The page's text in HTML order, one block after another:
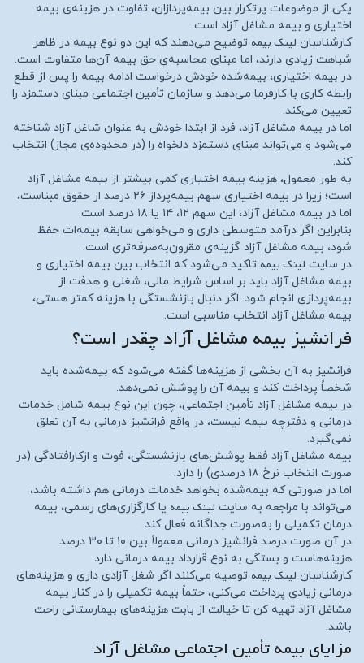
یکی از موضوعات پرتکرار بین بیمه‌پردازان، تفاوت در هزینه‌ی بیمه
اختیاری و بیمه مشاغل آزاد است.
کارشناسان لینک بیمه توضیح می‌دهند که این دو نوع بیمه در ظاهر
شباهت زیادی دارند، اما مبنای محاسبه‌ی حق بیمه آن‌ها متفاوت است.
در بیمه اختیاری، بیمه‌شده خودش درخواست ادامه بیمه را پس از قطع
رابطه کاری با کارفرما می‌دهد و سازمان تأمین اجتماعی مبنای دستمزد را
تعیین می‌کند.
اما در بیمه مشاغل آزاد، فرد از ابتدا خودش به عنوان شاغل آزاد شناخته
می‌شود و می‌تواند مبنای دستمزد دلخواه را (در محدوده‌ی مجاز) انتخاب
کند.
به طور معمول، هزینه بیمه اختیاری کمی بیشتر از بیمه مشاغل آزاد
است؛ زیرا در بیمه اختیاری سهم بیمه‌پرداز ۲۶ درصد از حقوق مبناست،
اما در بیمه مشاغل آزاد، این سهم ۱۲، ۱۴ یا ۱۸ درصد است.
بنابراین اگر درآمد متوسطی داری و می‌خواهی سابقه بیمه‌ات حفظ
شود، بیمه مشاغل آزاد گزینه‌ی مقرون‌به‌صرفه‌تری است.
در سایت لینک بیمه تاکید می‌شود که انتخاب بین بیمه اختیاری و
بیمه مشاغل آزاد باید بر اساس شرایط مالی، شغلی و هدفت از
بیمه‌پردازی انجام شود. اگر دنبال بازنشستگی با هزینه کمتر هستی،
بیمه مشاغل آزاد انتخاب مناسبی است.
فرانشیز بیمه مشاغل آزاد چقدر است؟
فرانشیز به آن بخشی از هزینه‌ها گفته می‌شود که بیمه‌شده باید
شخصاً پرداخت کند و بیمه آن را پوشش نمی‌دهد.
در بیمه مشاغل آزاد تأمین اجتماعی، چون این نوع بیمه شامل خدمات
درمانی و دفترچه بیمه نیست، در واقع فرانشیز درمانی به آن تعلق
نمی‌گیرد.
بیمه مشاغل آزاد فقط پوشش‌های بازنشستگی، فوت و ازکارافتادگی (در
صورت انتخاب نرخ ۱۸ درصدی) را دارد.
اما در صورتی که بیمه‌شده بخواهد خدمات درمانی هم داشته باشد،
می‌تواند با مراجعه به سایت لینک بیمه یا کارگزاری‌های رسمی، بیمه
درمان تکمیلی را به‌صورت جداگانه فعال کند.
در آن صورت درصد فرانشیز درمانی معمولاً بین ۱۰ تا ۳۰ درصد
هزینه‌هاست و بستگی به نوع قرارداد بیمه درمانی دارد.
کارشناسان لینک بیمه توصیه می‌کنند اگر شغل آزادی داری و هزینه‌های
درمانی زیادی پرداخت می‌کنی، حتماً بیمه تکمیلی را در کنار بیمه
مشاغل آزاد تهیه کن تا خیالت از بابت هزینه‌های بیمارستانی راحت
باشد.
مزایای بیمه تأمین اجتماعی مشاغل آزاد